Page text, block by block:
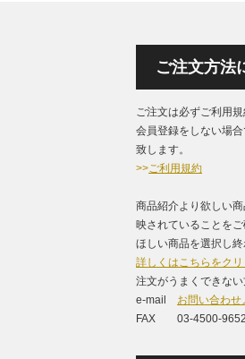
ご注文方法
ご注文は必ずご利用
会員登録をしない場
致します。
>>ご利用規約
商品紹介より欲しい
映されていることをご
ほしい商品を選択し
詳しくはこちらをクリ
注文がうまくできな
e-mail お問い合わせ
FAX 03-4500-9652